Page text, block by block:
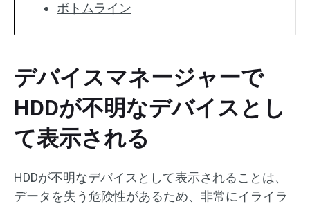
ボトムライン
デバイスマネージャーで
HDDが不明なデバイスとし
て表示される
HDDが不明なデバイスとして表示されることは、
データを失う危険性があるため、非常にイライラ